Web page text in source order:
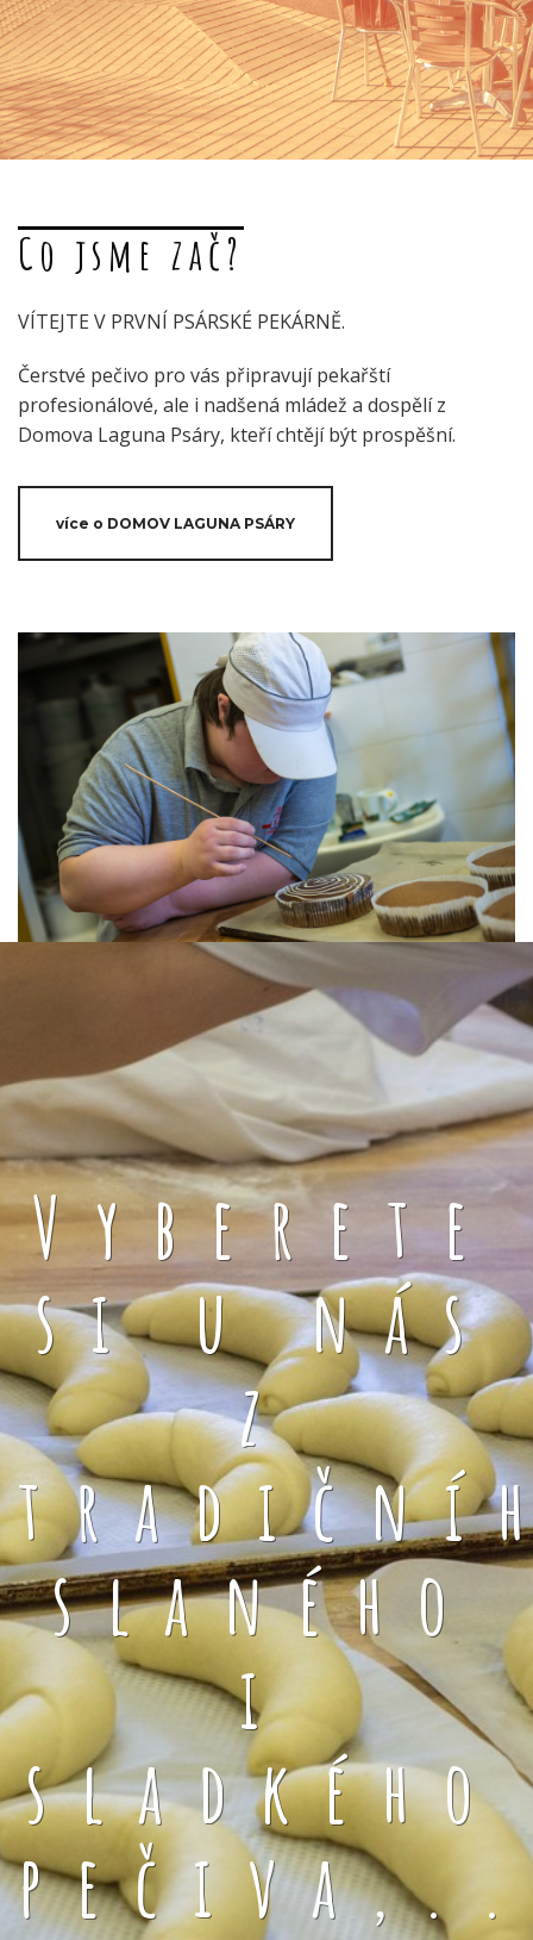
Co jsme zač?
VÍTEJTE V PRVNÍ PSÁRSKÉ PEKÁRNĚ.
Čerstvé pečivo pro vás připravují pekařští
profesionálové, ale i nadšená mládež a dospělí z
Domova Laguna Psáry, kteří chtějí být prospěšní.
více o DOMOV LAGUNA PSÁRY
Vyberete
si u nás
z
slaného
i
sladkého